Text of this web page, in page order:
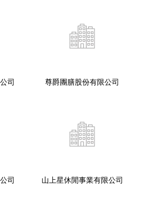
司 尊爵團膳股份有限公司
司 山上星休閒事業有限公司